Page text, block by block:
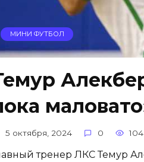
МИНИ ФУТБОЛ
5 октября, 2024 0 104
тренер ЛКС Темур